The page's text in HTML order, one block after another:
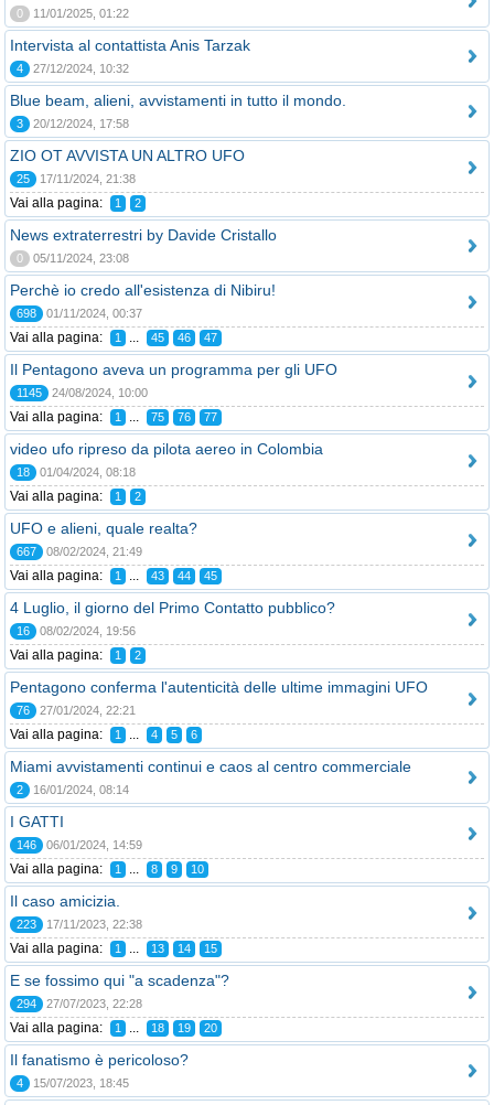
0 11/01/2025, 01:22
Intervista al contattista Anis Tarzak
4 27/12/2024, 10:32
Blue beam, alieni, avvistamenti in tutto il mondo.
3 20/12/2024, 17:58
ZIO OT AVVISTA UN ALTRO UFO
25 17/11/2024, 21:38
Vai alla pagina: 1 2
News extraterrestri by Davide Cristallo
0 05/11/2024, 23:08
Perchè io credo all'esistenza di Nibiru!
698 01/11/2024, 00:37
Vai alla pagina: 1 ... 45 46 47
Il Pentagono aveva un programma per gli UFO
1145 24/08/2024, 10:00
Vai alla pagina: 1 ... 75 76 77
video ufo ripreso da pilota aereo in Colombia
18 01/04/2024, 08:18
Vai alla pagina: 1 2
UFO e alieni, quale realta?
667 08/02/2024, 21:49
Vai alla pagina: 1 ... 43 44 45
4 Luglio, il giorno del Primo Contatto pubblico?
16 08/02/2024, 19:56
Vai alla pagina: 1 2
Pentagono conferma l'autenticità delle ultime immagini UFO
76 27/01/2024, 22:21
Vai alla pagina: 1 ... 4 5 6
Miami avvistamenti continui e caos al centro commerciale
2 16/01/2024, 08:14
I GATTI
146 06/01/2024, 14:59
Vai alla pagina: 1 ... 8 9 10
Il caso amicizia.
223 17/11/2023, 22:38
Vai alla pagina: 1 ... 13 14 15
E se fossimo qui "a scadenza"?
294 27/07/2023, 22:28
Vai alla pagina: 1 ... 18 19 20
Il fanatismo è pericoloso?
4 15/07/2023, 18:45